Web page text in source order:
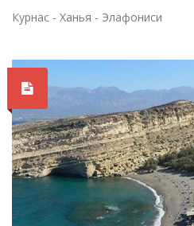
Курнас - Ханья - Элафониси